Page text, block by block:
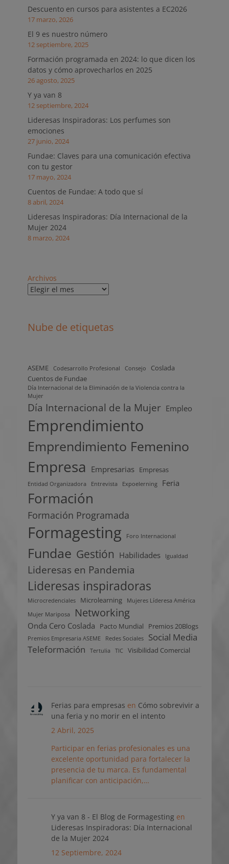
Descuento en cursos para asistentes a EC2026
17 marzo, 2026
El 9 es nuestro número
12 septiembre, 2025
Formación programada en 2024: lo que dicen los
datos y cómo aprovecharlos en 2025
26 agosto, 2025
Y ya van 8
12 septiembre, 2024
Lideresas Inspiradoras: Los perfumes son
emociones
27 junio, 2024
Fundae: Claves para una comunicación efectiva
con tu gestor
17 mayo, 2024
Cuentos de Fundae: A todo que sí
8 abril, 2024
Lideresas Inspiradoras: Día Internacional de la
Mujer 2024
8 marzo, 2024
Archivos
Nube de etiquetas
ASEME Codesarrollo Profesional Consejo
Coslada
Cuentos de Fundae
Día Internacional de la Eliminación de la Violencia contra la
Mujer
Día Internacional de la Mujer Empleo
Emprendimiento
Emprendimiento Femenino
Empresa Empresarias Empresas
Entidad Organizadora Entrevista Expoelerning Feria
Formación
Formación Programada
Formagesting Foro Internacional
Fundae Gestión Habilidades Igualdad
Lideresas en Pandemia
Lideresas inspiradoras
Microcredenciales Microlearning
Mujeres Líderesa América
Mujer Mariposa
Networking
Onda Cero Coslada Pacto Mundial Premios 20Blogs
Premios Empresaria ASEME Redes Sociales
Social Media
Teleformación
Tertulia TIC Visibilidad Comercial
Ferias para empresas en Cómo sobrevivir a
una feria y no morir en el intento
2 Abril, 2025
Participar en ferias profesionales es una
excelente oportunidad para fortalecer la
presencia de tu marca. Es fundamental
planificar con anticipación,…
Y ya van 8 - El Blog de Formagesting en
Lideresas Inspiradoras: Día Internacional
de la Mujer 2024
12 Septiembre, 2024